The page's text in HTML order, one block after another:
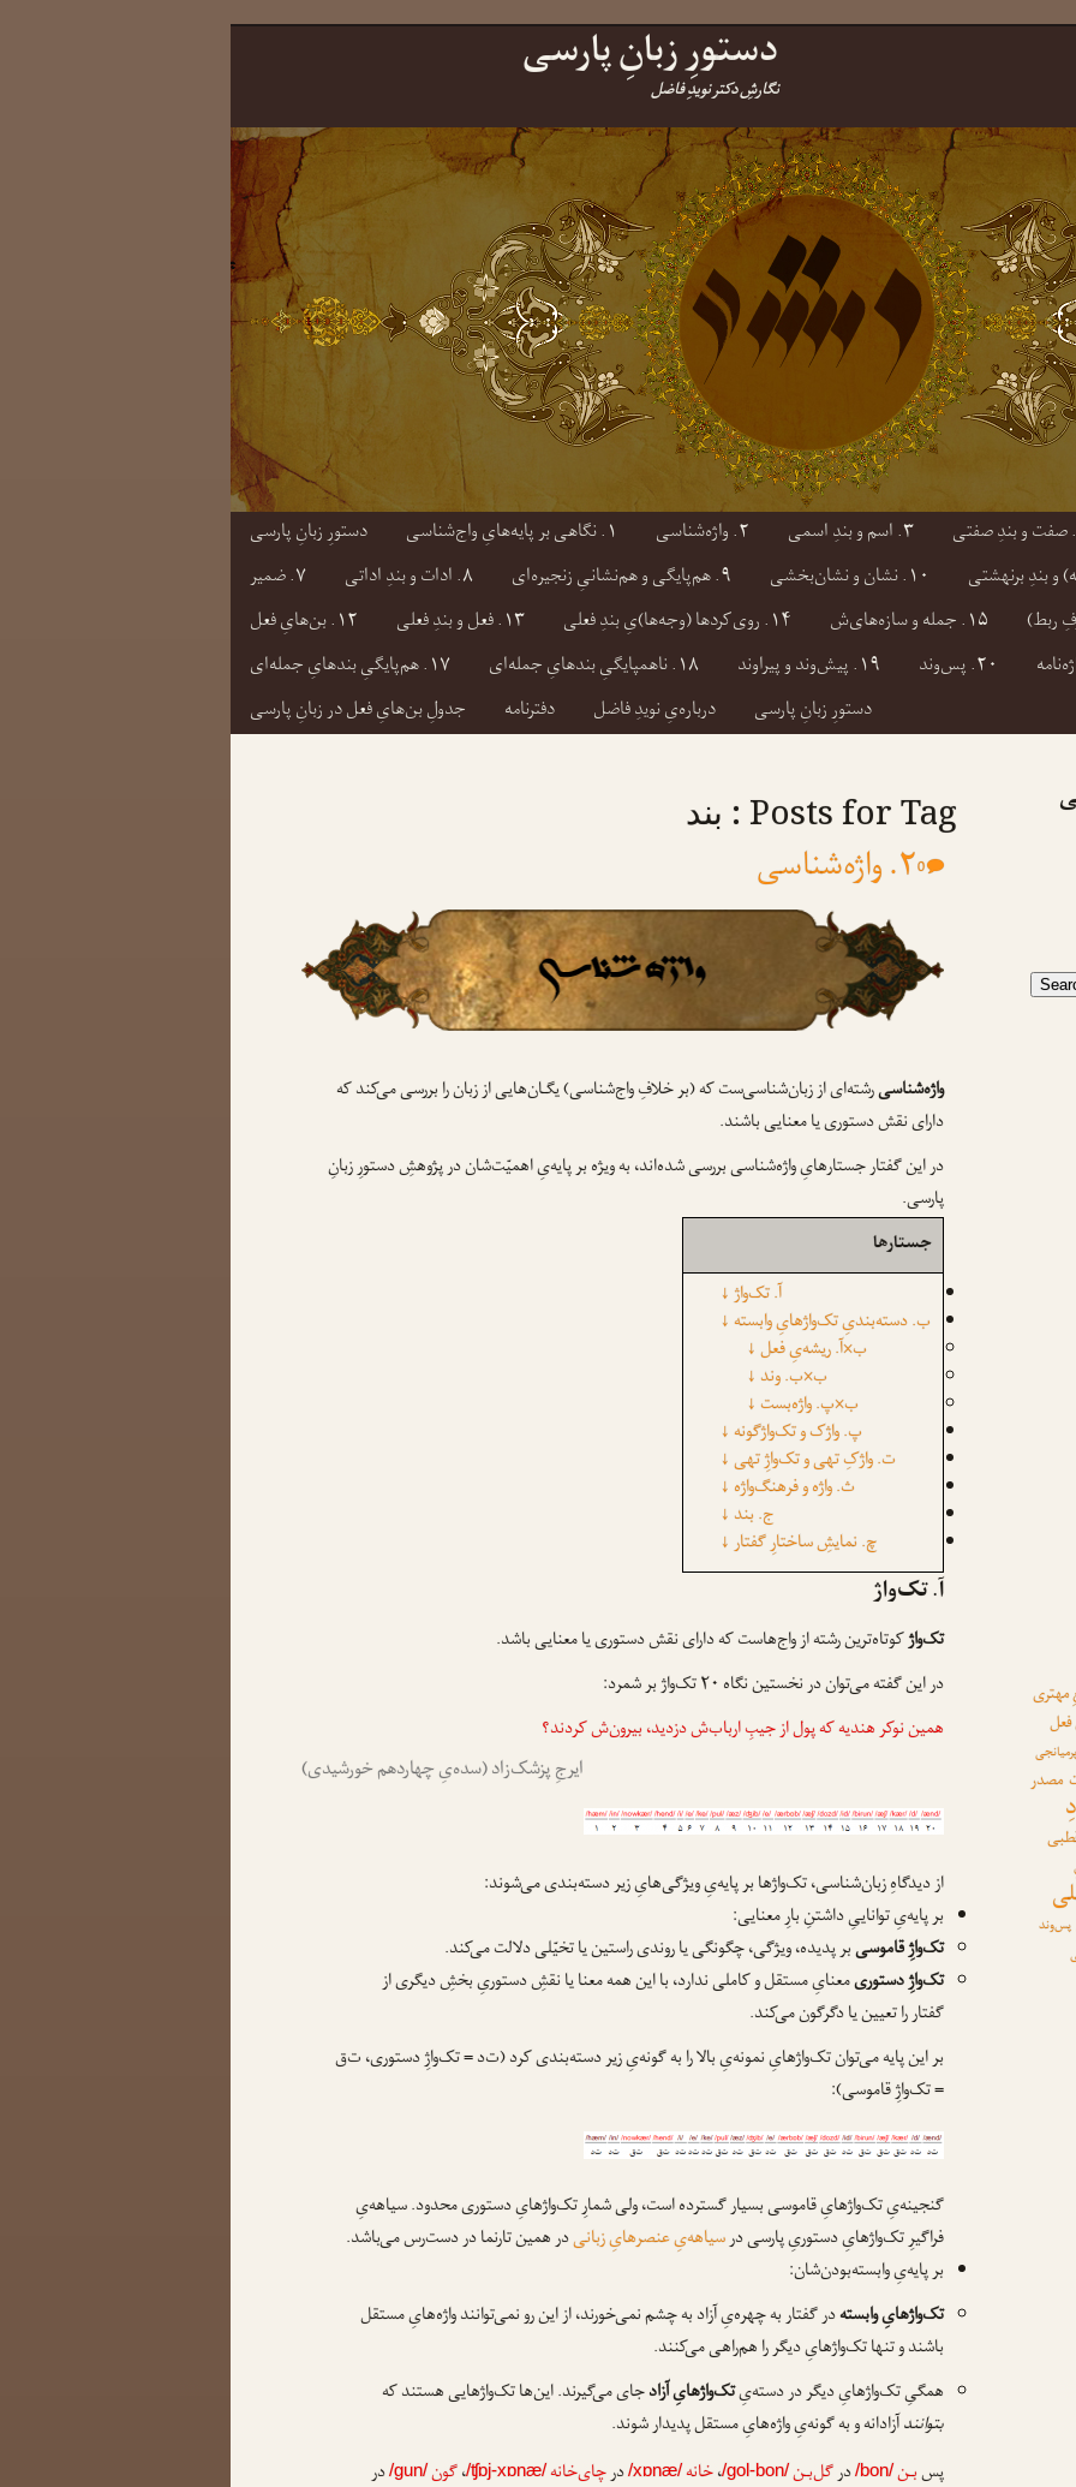
دستورِ زبانِ پارسی
نگارشِ دکتر نویدِ فاضل
دستورِ زبانِ پارسی ۱. نگاهی بر پایه‌هایِ واج‌شناسی ۲. واژه‌شناسی ۳. اسم و بندِ اسمی
۷. ضمیر
۸. ادات و بندِ اداتی ۹. هم‌پایگی و هم‌نشانیِ زنجیره‌ای ۱۰. نشان و نشان‌بخشی
۱۲. بن‌هایِ فعل
۱۳. فعل و بندِ فعلی ۱۴. روی‌کردها (وجه‌ها)یِ بندِ فعلی ۱۵. جمله و سازه‌های‌ش
۱۷. هم‌پایگیِ بندهایِ جمله‌ای
۱۸. ناهمپایگیِ بندهایِ جمله‌ای ۱۹. پیش‌وند و پیراوند ۲۰. پس‌وند
جدولِ بن‌هایِ فعل در زبانِ پارسی
دفترنامه درباره‌یِ نویدِ فاضل دستورِ زبانِ پارسی
Posts for Tag : بند
۲. واژه‌شناسی 0
واژه‌شناسیرشته‌ای از زبان‌شناسی‌ست که (بر خلافِ واج‌شناسی) یگـان‌هایی از زبان را بررسی می‌کند که
دارای نقش دستوری یا معنایی باشند.
در این گفتار جستارهایِ واژه‌شناسی بررسی شده‌اند، به ویژه بر پایه‌یِ اهمیّت‌شان در پژوهشِ دستورِ زبانِ
پارسی.
جستارها
آ. تک‌واژ↓
ب. دسته‌بندیِ تک‌واژهایِ وابسته↓
ب×آ. ریشه‌یِ فعل↓
ب×ب. وند↓
ب×پ. واژه‌بست↓
پ. واژک و تک‌واژگونه↓
ت. واژکِ تهی و تک‌واژِ تهی↓
ث. واژه و فرهنگ‌واژه↓
ج. بند↓
چ. نمایشِ ساختارِ گفتار↓
آ. تک‌واژ
تک‌واژکوتاه‌ترین رشته از واج‌ها‌ست که دارای نقش دستوری یا معنایی باشد.
در این گفته می‌توان در نخستین نگاه ۲۰ تک‌واژ بر شمرد:
همین نوکر هندیه که پول از جیبِ ارباب‌ش دزدید، بیرون‌ش کردند؟
ایرجِ پزشک‌زاد (سده‌یِ چهاردهم خورشیدی)
از دیدگاهِ زبان‌شناسی، تک‌واژها بر پایه‌یِ ویژگی‌هایِ زیر دسته‌بندی می‌شوند:
بر پایه‌یِ تواناییِ داشتنِ بارِ معنایی:
تک‌واژِ قاموسیبر پدیده، ویژگی، چگونگی یا روندی راستین یا تخیّلی دلالت می‌کند.
تک‌واژِ دستوریمعنایِ مستقل و کاملی ندارد، با این همه معنا یا نقشِ دستوریِ بخشِ دیگری از
گفتار را تعیین یا دگرگون می‌کند.
بر این پایه می‌توان تک‌واژهایِ نمونه‌یِ بالا را به گونه‌یِ زیر دسته‌بندی کرد (ت‌د = تک‌واژِ دستوری، ت‌ق
= تک‌واژِ قاموسی):
گنجینه‌یِ تک‌واژهایِ قاموسی بسیار گسترده است، ولی شمارِ تک‌واژهایِ دستوری محدود. سیاهه‌یِ
فراگیرِ تک‌واژهایِ دستوریِ پارسی درسیاهه‌یِ عنصرهایِ زبانیدر همین تارنما در دست‌رس می‌باشد.
بر پایه‌یِ وابسته‌بودن‌شان:
تک‌واژهایِ وابستهدر گفتار به چهره‌یِ آزاد به چشم نمی‌خورند، از این رو نمی‌توانند واژه‌هایِ مستقل
باشند و تنها تک‌واژهایِ دیگر را هم‌راهی می‌کنند.
همگیِ تک‌واژهایِ دیگر در دسته‌یِتک‌واژهایِ آزادجای می‌گیرند. این‌ها تک‌واژهایی هستند که
بتوانندآزادانه و به گونه‌یِ واژه‌هایِ مستقل پدیدار شوند.
پسبـن /bon/درگل‌بـن /gol-bon/،خانه /xɒnæ/درچای‌خانه /ʧɒj-xɒnæ/،گون /gun/در
مصدر
پس‌وند